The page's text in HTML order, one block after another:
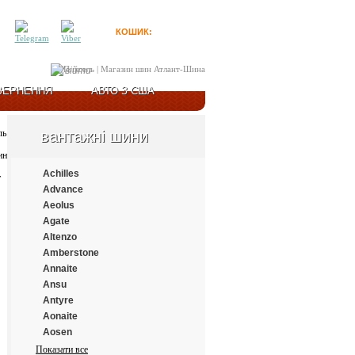
КОШИК:
Увійти
АВТО З США
вантажні шини
Achilles
Advance
Aeolus
Agate
Altenzo
Amberstone
Annaite
Ansu
Antyre
Aonaite
Aosen
Aplus
Показати все